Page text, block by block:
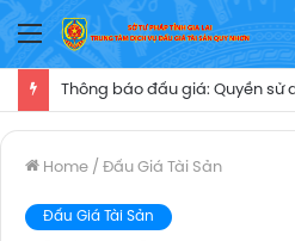
Menu
Home / Đấu Giá Tài Sản
Đấu Giá Tài Sản